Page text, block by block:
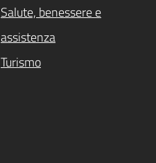
Salute, benessere e
assistenza
Turismo